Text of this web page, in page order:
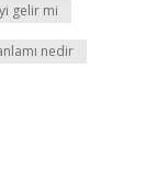
gelir mi
nedir